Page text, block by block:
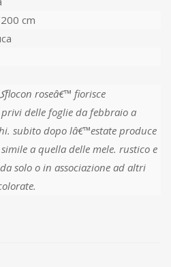
cm
delle foglie da febbraio a
subito dopo lâ€™estate produce
a quella delle mele. rustico e
solo o in associazione ad altri